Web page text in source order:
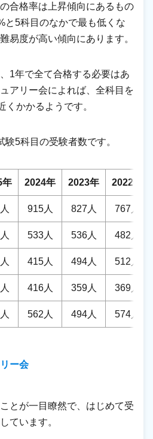
合格率は上昇傾向にあるもの
と5科目のなかで最も低くな
易度が高い傾向にあります。
1年で全て合格する必要はあ
アリー会によれば、全科目を
くかかるようです。
5科目の受験者数です。
年 2024年 2023年 2022年
915人 827人 767人
533人 536人 482人
415人 494人 512人
416人 359人 369人
562人 494人 574人
ー会
とが一目瞭然で、はじめて受
ています。